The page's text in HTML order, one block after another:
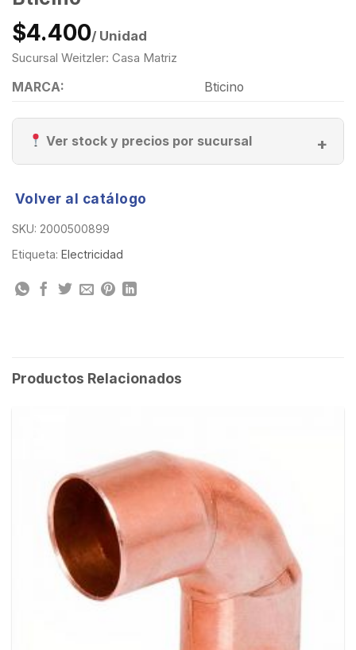
$4.400/ Unidad
Sucursal Weitzler: Casa Matriz
MARCA: Bticino
Ver stock y precios por sucursal
Volver al catálogo
SKU: 2000500899
Etiqueta: Electricidad
Productos Relacionados